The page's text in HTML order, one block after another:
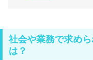
社会や業務で求め
は？